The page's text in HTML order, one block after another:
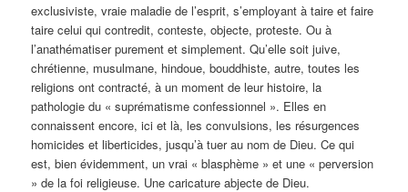
exclusiviste, vraie maladie de l’esprit, s’employant à taire et faire
taire celui qui contredit, conteste, objecte, proteste. Ou à
l’anathématiser purement et simplement. Qu’elle soit juive,
chrétienne, musulmane, hindoue, bouddhiste, autre, toutes les
religions ont contracté, à un moment de leur histoire, la
pathologie du « suprématisme confessionnel ». Elles en
connaissent encore, ici et là, les convulsions, les résurgences
homicides et liberticides, jusqu’à tuer au nom de Dieu. Ce qui
est, bien évidemment, un vrai « blasphème » et une « perversion
» de la foi religieuse. Une caricature abjecte de Dieu.